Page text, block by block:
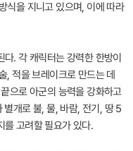
식을 지니고 있으며, 이에 따라
. 각 캐릭터는 강력한 한방이
, 적을 브레이크로 만드는 데
으로 아군의 능력을 강화하고
개로 불, 물, 바람, 전기, 땅 5
를 고려할 필요가 있다.